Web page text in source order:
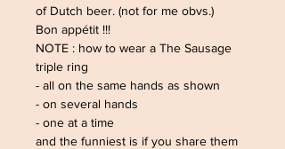
of Dutch beer. (not for me obvs.)
Bon appétit !!!
NOTE : how to wear a The Sausage
triple ring
- all on the same hands as shown
- on several hands
- one at a time
and the funniest is if you share them